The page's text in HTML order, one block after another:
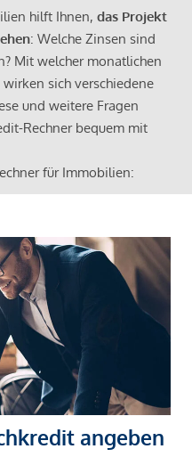
hilft Ihnen, das Projekt
: Welche Zinsen sind
Mit welcher monatlichen
sich verschiedene
und weitere Fragen
Rechner bequem mit
für Immobilien:
angeben